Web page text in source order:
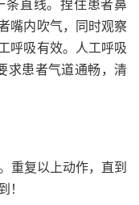
条直线。捏住患者鼻
嘴内吹气，同时观察
呼吸有效。人工呼吸
求患者气道通畅，清
重复以上动作，直到
！